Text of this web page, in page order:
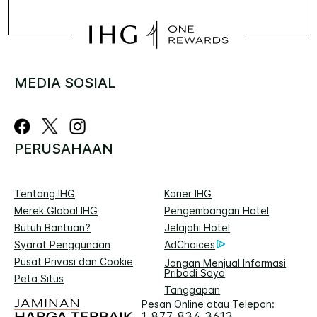
MEDIA SOSIAL
PERUSAHAAN
Tentang IHG
Karier IHG
Merek Global IHG
Pengembangan Hotel
Butuh Bantuan?
Jelajahi Hotel
Syarat Penggunaan
AdChoices
Pusat Privasi dan Cookie
Jangan Menjual Informasi
Pribadi Saya
Peta Situs
Tanggapan
Pesan Online atau Telepon: